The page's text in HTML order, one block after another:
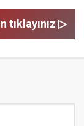
tıklayınız ▷